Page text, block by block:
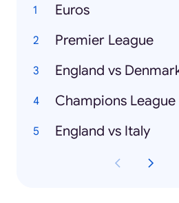
Euros
Premier League
England vs
Champions League
England vs Italy